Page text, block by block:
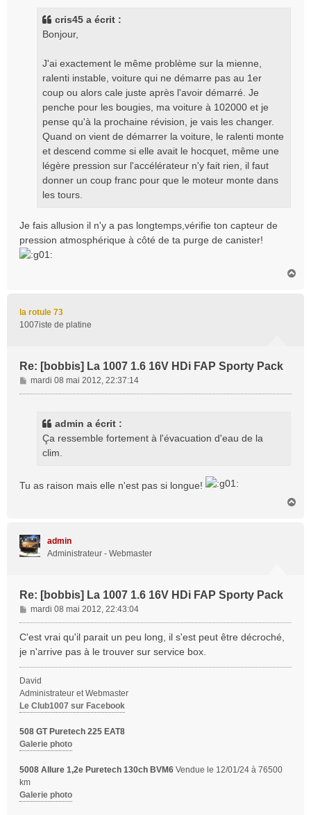
cris45 a écrit :
Bonjour,
J'ai exactement le même problème sur la mienne,
ralenti instable, voiture qui ne démarre pas au 1er
coup ou alors cale juste après l'avoir démarré. Je
penche pour les bougies, ma voiture à 102000 et je
pense qu'à la prochaine révision, je vais les changer.
Quand on vient de démarrer la voiture, le ralenti monte
et descend comme si elle avait le hocquet, même une
légère pression sur l'accélérateur n'y fait rien, il faut
donner un coup franc pour que le moteur monte dans
les tours.
Je fais allusion il n'y a pas longtemps,vérifie ton capteur de
pression atmosphérique à côté de ta purge de canister!
la rotule 73
1007iste de platine
Re: [bobbis] La 1007 1.6 16V HDi FAP Sporty Pack
M
e
mardi 08 mai 2012, 22:37:14
admin a écrit :
Ça ressemble fortement à l'évacuation d'eau de la
clim.
Tu as raison mais elle n'est pas si longue!
admin
Administrateur - Webmaster
Re: [bobbis] La 1007 1.6 16V HDi FAP Sporty Pack
M
e
s
e
mardi 08 mai 2012, 22:43:04
C'est vrai qu'il parait un peu long, il s'est peut être décroché,
je n'arrive pas à le trouver sur service box.
David
Administrateur et Webmaster
Le Club1007 sur Facebook
508 GT Puretech 225 EAT8
Galerie photo
5008 Allure 1,2e Puretech 130ch BVM6 Vendue le 12/01/24 à 76500
km
Galerie photo